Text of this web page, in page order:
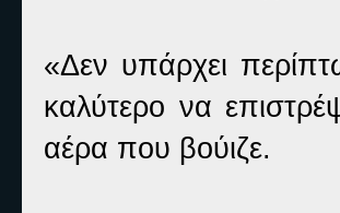
«Δεν υπάρχει
καλύτερο να
αέρα που βούιζε.